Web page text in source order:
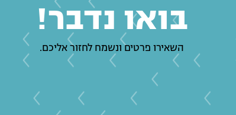
בואו נדבר!
השאירו פרטים ונשמח לחזור אליכם.